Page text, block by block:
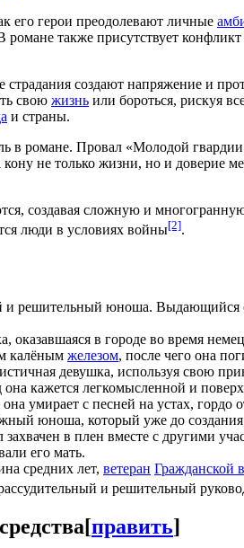
его герои преодолевают личные
также присутствует
создают напряжение и
свою жизнь или бороться, рискуя
и страны.
в романе. Провал «Молодой
кону не только жизни, но и доверие
создавая сложную и
люди в условиях войны[2].
решительный юноша. Выдающийся
оказавшаяся в городе во время
калёным железом, после чего она
девушка, используя свою
кажется легкомысленной и
умирает с песней на устах,
юноша, который уже до
в плен вместе с другими
его мать.
средних лет, ветеран Гражданской
и решительный
[править]